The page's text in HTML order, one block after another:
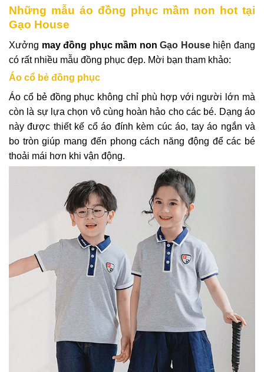
Những mẫu áo đồng phục mầm non hot tại
Gạo House
Xưởng may đồng phục mầm nonGạo Househiện đang
có rất nhiều mẫu đồng phục đẹp. Mời bạn tham khảo:
Áo cổ bẻ đồng phục
Áo cổ bẻ đồng phục không chỉ phù hợp với người lớn mà
còn là sự lựa chọn vô cùng hoàn hảo cho các bé. Dạng áo
này được thiết kế cổ áo đính kèm cúc áo, tay áo ngắn và
bo tròn giúp mang đến phong cách năng động để các bé
thoải mái hơn khi vận động.